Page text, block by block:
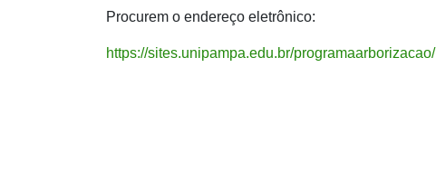
Procurem o endereço eletrônico:
https://sites.unipampa.edu.br/programaarborizacao/